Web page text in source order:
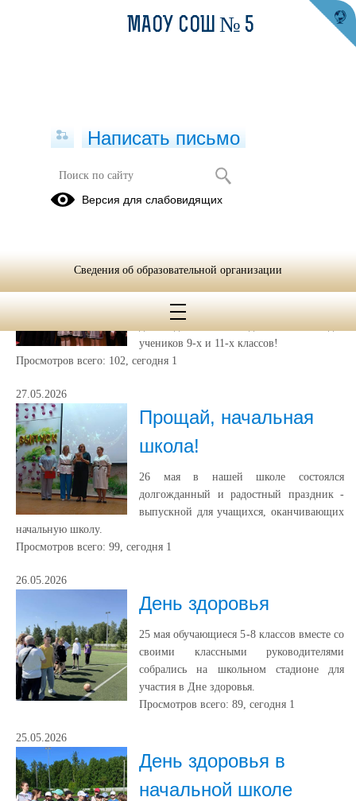
Публикации за Май 2026
2026
26 мая в нашей школе прогремели
учеников 9-х и 11-х классов!
Просмотров всего: 102, сегодня 1
27.05.2026
Прощай, начальная
школа!
26 мая в нашей школе состоялся
долгожданный и радостный праздник -
выпускной для учащихся, оканчивающих
начальную школу.
Просмотров всего: 99, сегодня 1
26.05.2026
День здоровья
25 мая обучающиеся 5-8 классов вместе со
своими классными руководителями
собрались на школьном стадионе для
участия в Дне здоровья.
Просмотров всего: 89, сегодня 1
25.05.2026
День здоровья в
начальной школе
МАОУ СОШ № 5
Написать письмо
Версия для слабовидящих
Сведения об образовательной организации